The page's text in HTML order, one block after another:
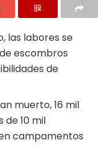
las labores se
escombros
de
muerto, 16 mil
de 10 mil
campamentos